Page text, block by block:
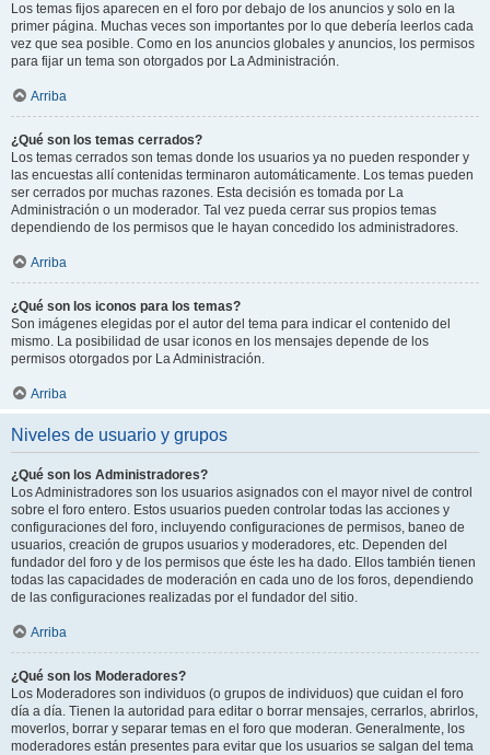
Los temas fijos aparecen en el foro por debajo de los anuncios y solo en la
primer página. Muchas veces son importantes por lo que debería leerlos cada
vez que sea posible. Como en los anuncios globales y anuncios, los permisos
para fijar un tema son otorgados por La Administración.
Arriba
¿Qué son los temas cerrados?
Los temas cerrados son temas donde los usuarios ya no pueden responder y
las encuestas allí contenidas terminaron automáticamente. Los temas pueden
ser cerrados por muchas razones. Esta decisión es tomada por La
Administración o un moderador. Tal vez pueda cerrar sus propios temas
dependiendo de los permisos que le hayan concedido los administradores.
Arriba
¿Qué son los iconos para los temas?
Son imágenes elegidas por el autor del tema para indicar el contenido del
mismo. La posibilidad de usar iconos en los mensajes depende de los
permisos otorgados por La Administración.
Arriba
Niveles de usuario y grupos
¿Qué son los Administradores?
Los Administradores son los usuarios asignados con el mayor nivel de control
sobre el foro entero. Estos usuarios pueden controlar todas las acciones y
configuraciones del foro, incluyendo configuraciones de permisos, baneo de
usuarios, creación de grupos usuarios y moderadores, etc. Dependen del
fundador del foro y de los permisos que éste les ha dado. Ellos también tienen
todas las capacidades de moderación en cada uno de los foros, dependiendo
de las configuraciones realizadas por el fundador del sitio.
Arriba
¿Qué son los Moderadores?
Los Moderadores son individuos (o grupos de individuos) que cuidan el foro
día a día. Tienen la autoridad para editar o borrar mensajes, cerrarlos, abrirlos,
moverlos, borrar y separar temas en el foro que moderan. Generalmente, los
moderadores están presentes para evitar que los usuarios se salgan del tema